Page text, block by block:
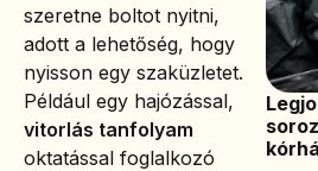
szeretne boltot nyitni,
adott a lehetőség, hogy
nyisson egy szaküzletet.
Például egy hajózással,
vitorlás tanfolyam
oktatással foglalkozó